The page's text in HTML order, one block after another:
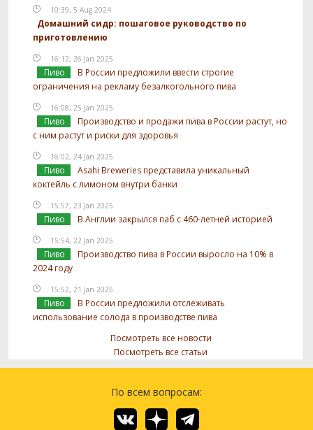
10:39, 5 Aug 2024
Домашний сидр: пошаговое руководство по
приготовлению
16:12, 26 Jan 2025
Пиво
В России предложили ввести строгие
ограничения на рекламу безалкогольного пива
16:08, 25 Jan 2025
Пиво
Производство и продажи пива в России растут, но
с ним растут и риски для здоровья
16:02, 24 Jan 2025
Пиво
Asahi Breweries представила уникальный
коктейль с лимоном внутри банки
15:57, 23 Jan 2025
Пиво В Англии закрылся паб с 460-летней историей
15:54, 22 Jan 2025
Пиво
Производство пива в России выросло на 10% в
2024 году
15:52, 21 Jan 2025
Пиво
В России предложили отслеживать
использование солода в производстве пива
Посмотреть все новости
Посмотреть все статьи
По всем вопросам: